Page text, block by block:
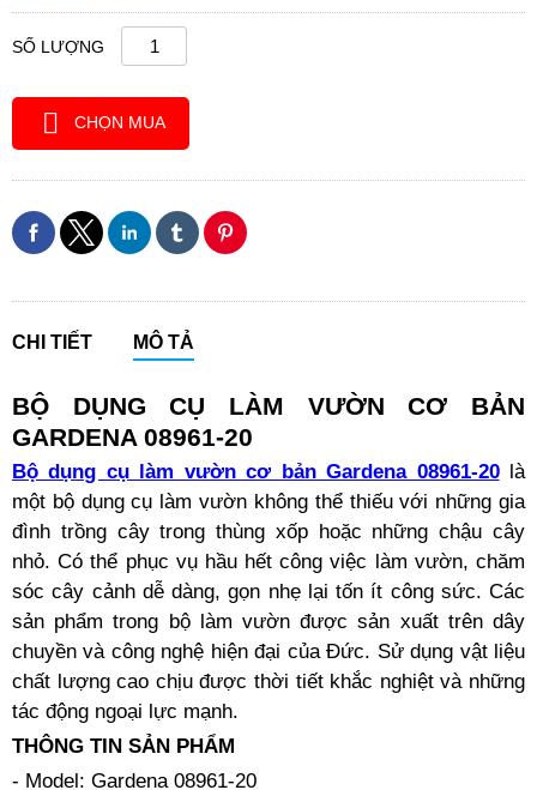
SỐ LƯỢNG
CHỌN MUA
CHI TIẾT MÔ TẢ
BỘ DỤNG CỤ LÀM VƯỜN CƠ BẢN
GARDENA 08961-20
Bộ dụng cụ làm vườn cơ bản Gardena 08961-20là
một bộ dụng cụ làm vườn không thể thiếu với những gia
đình trồng cây trong thùng xốp hoặc những chậu cây
nhỏ. Có thể phục vụ hầu hết công việc làm vườn, chăm
sóc cây cảnh dễ dàng, gọn nhẹ lại tốn ít công sức. Các
sản phẩm trong bộ làm vườn được sản xuất trên dây
chuyền và công nghệ hiện đại của Đức. Sử dụng vật liệu
chất lượng cao chịu được thời tiết khắc nghiệt và những
tác động ngoại lực mạnh.
THÔNG TIN SẢN PHẨM
- Model: Gardena 08961-20